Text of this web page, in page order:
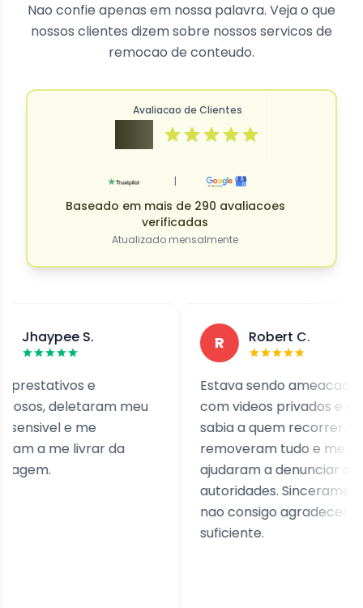
Nao confie apenas em nossa palavra. Veja o que
nossos clientes dizem sobre nossos servicos de
remocao de conteudo.
Avaliacao de Clientes
|
Baseado em mais de 290 avaliacoes
verificadas
Atualizado mensalmente
S.
e
meu
e me
livrar da
Robert C.
Estava sendo ameacado
com videos privados e nao
sabia a quem recorrer. Eles
removeram tudo e me
ajudaram a denunciar as
autoridades. Sinceramente,
nao consigo agradecer o
suficiente.